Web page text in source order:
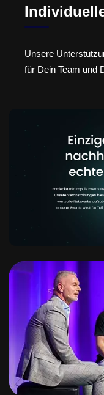
Unsere
für Dein Team und